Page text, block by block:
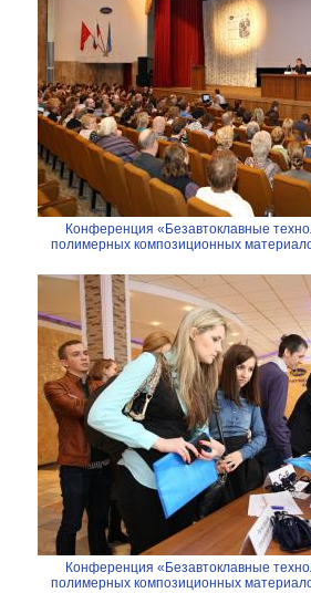
Конференция «Безавтоклавные
полимерных композиционных
Конференция «Безавтоклавные
полимерных композиционных